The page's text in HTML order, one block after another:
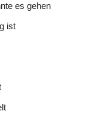
es gehen
ist